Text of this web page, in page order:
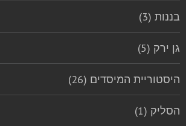
בננות (3)
גן ירק (5)
היסטוריית המיסדים (26)
הסליק (1)